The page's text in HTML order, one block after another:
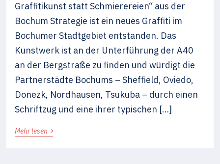
Graffitikunst statt Schmierereien“ aus der
Bochum Strategie ist ein neues Graffiti im
Bochumer Stadtgebiet entstanden. Das
Kunstwerk ist an der Unterführung der A40
an der Bergstraße zu finden und würdigt die
Partnerstädte Bochums – Sheffield, Oviedo,
Donezk, Nordhausen, Tsukuba – durch einen
Schriftzug und eine ihrer typischen […]
Mehr lesen ›